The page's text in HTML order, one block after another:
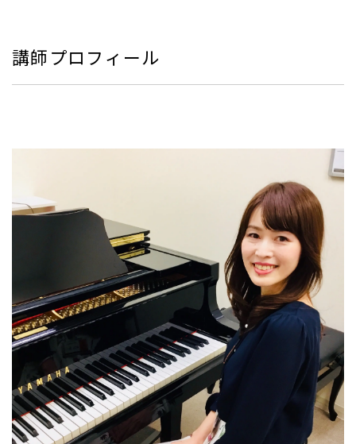
講師プロフィール